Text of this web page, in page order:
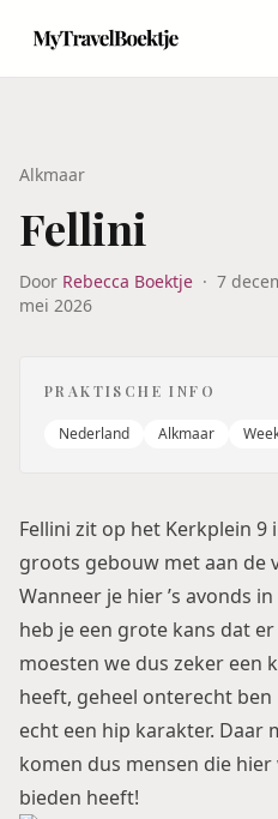
Alkmaar
Fellini
Door Rebecca Boektje · 7
mei 2026
PRAKTISCHE INFO
Nederland Alkmaar
Fellini zit op het Kerkplein 9
groots gebouw met aan de
Wanneer je hier ’s avonds
heb je een grote kans dat
moesten we dus zeker een
heeft, geheel onterecht
echt een hip karakter. Daar
komen dus mensen die hier
bieden heeft!